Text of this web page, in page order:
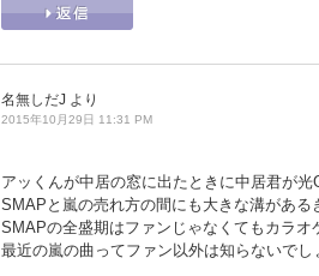
名無しだJ より
2015年10月29日 11:31 PM
アッくんが中居の窓に出たときに中居君が
SMAPと嵐の売れ方の間にも大きな溝がある
SMAPの全盛期はファンじゃなくてもカラオ
最近の嵐の曲ってファン以外は知らないでし